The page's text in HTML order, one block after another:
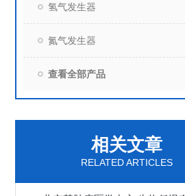
氢气发生器
氮气发生器
查看全部产品
相关文章
RELATED ARTICLES